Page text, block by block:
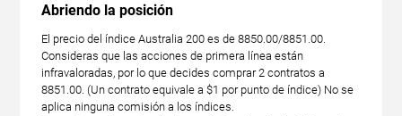
Abriendo la posición
El precio del índice Australia 200 es de 8850.00/8851.00.
Consideras que las acciones de primera línea están
infravaloradas, por lo que decides comprar 2 contratos a
8851.00. (Un contrato equivale a $1 por punto de índice) No se
aplica ninguna comisión a los índices.